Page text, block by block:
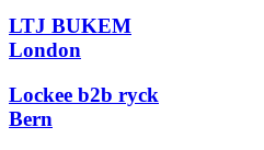
LTJ BUKEM
London
Lockee b2b ryck
Bern